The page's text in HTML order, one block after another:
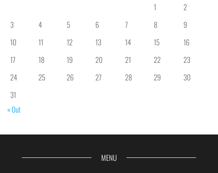
1
2
3
4 5 6 7 8
9
10
11 12 13 14 15
16
17
18 19 20 21 22
23
24
25 26 27 28 29
30
31
« Out
MENU